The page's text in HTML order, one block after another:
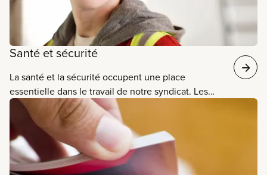
Santé et sécurité
La santé et la sécurité occupent une place
essentielle dans le travail de notre syndicat. Les
membres du SCFP font face à de multiples dangers
dans leurs milieux de travail. Nous fournissons des
outils, des ressources et donnons des formations
pour aider nos membres à rester en bonne santé et
en sécurité, en plus d’encourager l’activisme. Nous